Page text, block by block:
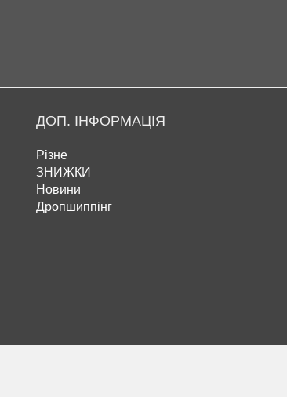
ДОП. ІНФОРМАЦІЯ
Різне
ЗНИЖКИ
Новини
Дропшиппінг